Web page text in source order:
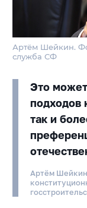
Артём Шейкин.
служба СФ
Это
так и
Артём